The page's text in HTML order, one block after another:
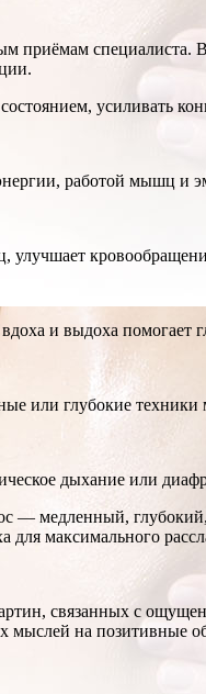
приёмам
усиливать
работой мышц
и выдоха помогает
или глубокие техники
дыхание или
— медленный,
для максимального
связанных с
на позитивные